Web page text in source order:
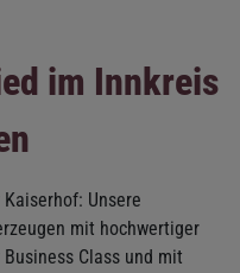
im Innkreis
Unsere
mit hochwertiger
Class und mit